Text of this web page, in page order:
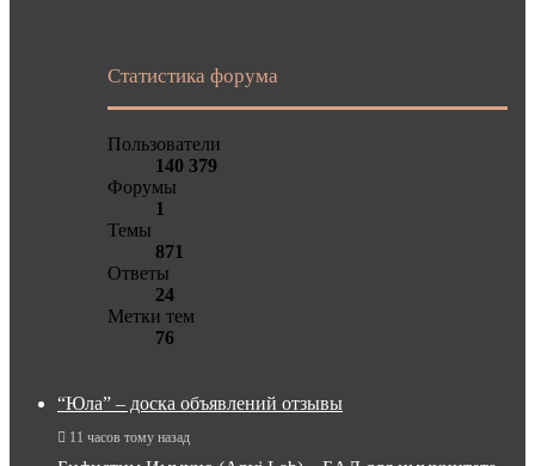
Статистика форума
Пользователи
140 379
Форумы
1
Темы
871
Ответы
24
Метки тем
76
“Юла” – доска объявлений отзывы
11 часов тому назад